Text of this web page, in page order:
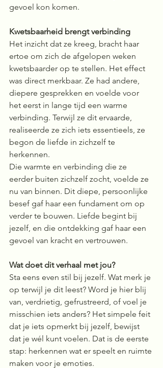
gevoel kon komen.
Kwetsbaarheid brengt verbinding
Het inzicht dat ze kreeg, bracht haar
ertoe om zich de afgelopen weken
kwetsbaarder op te stellen. Het effect
was direct merkbaar. Ze had andere,
diepere gesprekken en voelde voor
het eerst in lange tijd een warme
verbinding. Terwijl ze dit ervaarde,
realiseerde ze zich iets essentieels, ze
begon de liefde in zichzelf te
herkennen.
Die warmte en verbinding die ze
eerder buiten zichzelf zocht, voelde ze
nu van binnen. Dit diepe, persoonlijke
besef gaf haar een fundament om op
verder te bouwen. Liefde begint bij
jezelf, en die ontdekking gaf haar een
gevoel van kracht en vertrouwen.
Wat doet dit verhaal met jou?
Sta eens even stil bij jezelf. Wat merk je
op terwijl je dit leest? Word je hier blij
van, verdrietig, gefrustreerd, of voel je
misschien iets anders? Het simpele feit
dat je iets opmerkt bij jezelf, bewijst
dat je wél kunt voelen. Dat is de eerste
stap: herkennen wat er speelt en ruimte
maken voor je emoties.